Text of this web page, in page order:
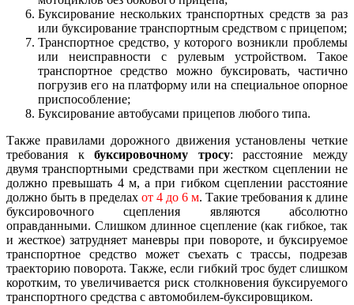
Буксирование нескольких транспортных средств за раз
или буксирование транспортным средством с прицепом;
Транспортное средство, у которого возникли проблемы
или неисправности с рулевым устройством. Такое
транспортное средство можно буксировать, частично
погрузив его на платформу или на специальное опорное
приспособление;
Буксирование автобусами прицепов любого типа.
Также правилами дорожного движения установлены четкие
требования кбуксировочному тросу: расстояние между
двумя транспортными средствами при жестком сцеплении не
должно превышать 4 м, а при гибком сцеплении расстояние
должно быть в пределах от 4 до 6 м. Такие требования к длине
буксировочного сцепления являются абсолютно
оправданными. Слишком длинное сцепление (как гибкое, так
и жесткое) затрудняет маневры при повороте, и буксируемое
транспортное средство может съехать с трассы, подрезав
траекторию поворота. Также, если гибкий трос будет слишком
коротким, то увеличивается риск столкновения буксируемого
транспортного средства с автомобилем-буксировщиком.